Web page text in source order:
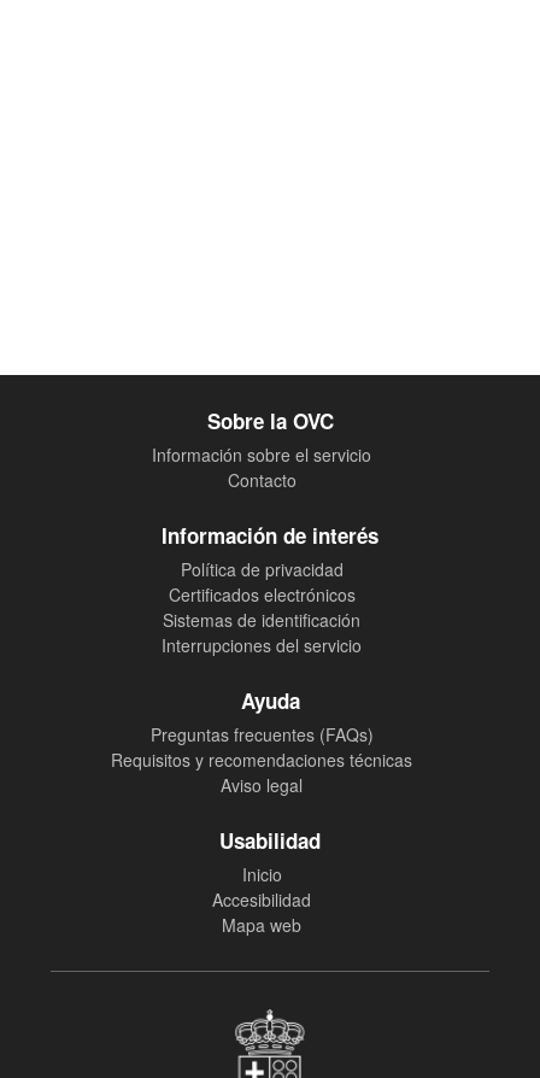
Sobre la OVC
Información sobre el servicio
Contacto
Información de interés
Política de privacidad
Certificados electrónicos
Sistemas de identificación
Interrupciones del servicio
Ayuda
Preguntas frecuentes (FAQs)
Requisitos y recomendaciones técnicas
Aviso legal
Usabilidad
Inicio
Accesibilidad
Mapa web